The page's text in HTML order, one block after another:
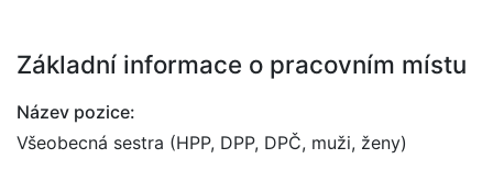
Základní informace o pracovním místu
Název pozice:
Všeobecná sestra (HPP, DPP, DPČ, muži, ženy)